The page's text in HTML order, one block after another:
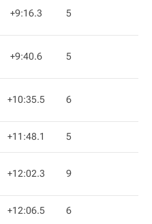
+9:16.3 5
+9:40.6 5
+10:35.5 6
+11:48.1 5
+12:02.3 9
+12:06.5 6